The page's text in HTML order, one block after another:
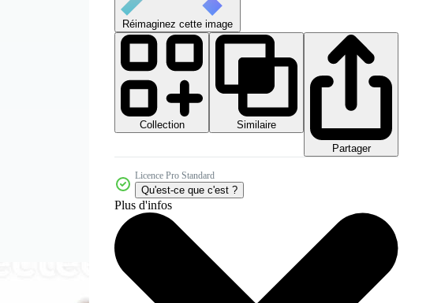
Réimaginez cette image
Collection
Similaire
Partager
Licence Pro Standard
Qu'est-ce que c'est ?
Plus d'infos